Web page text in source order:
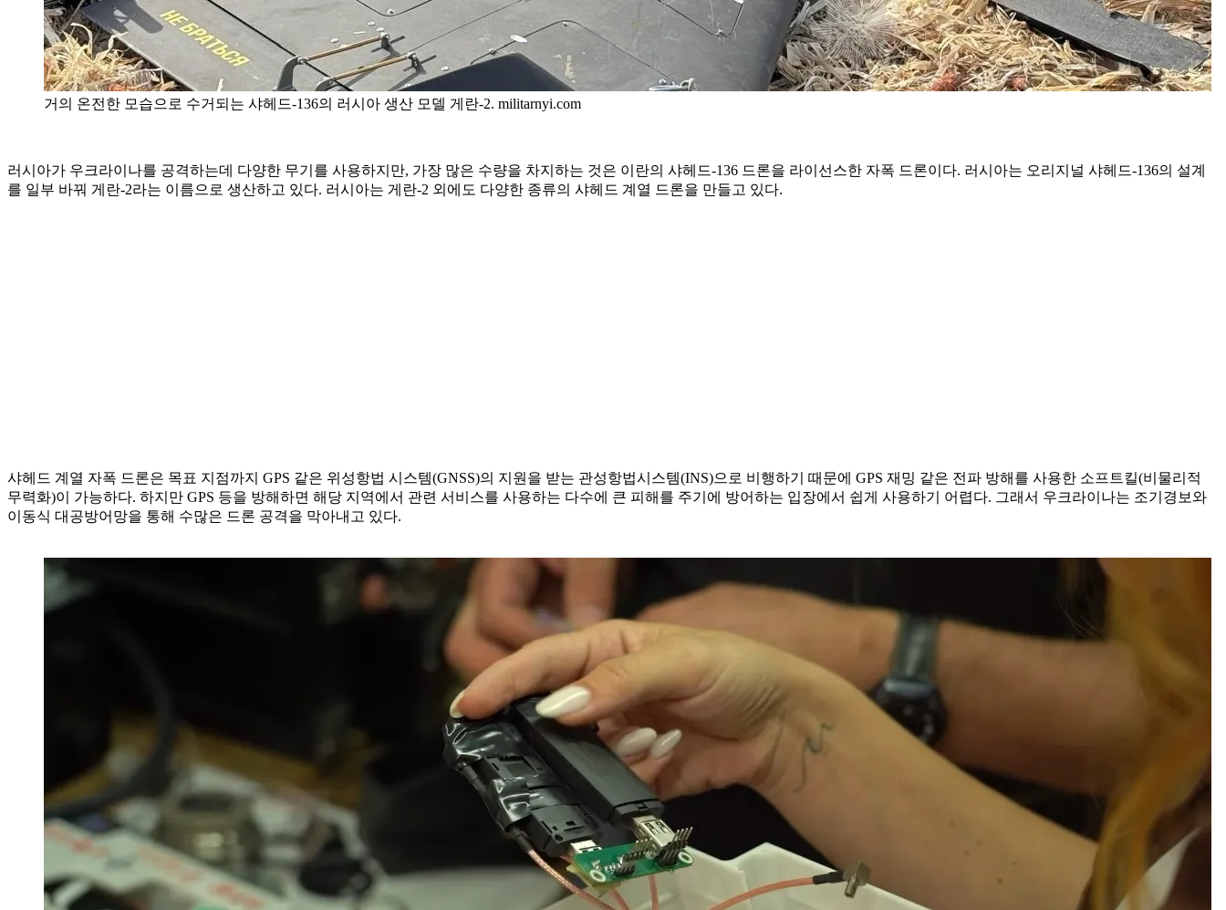
거의 온전한 모습으로 수거되는 샤헤드-136의 러시아 생산 모델 게란-2. militarnyi.com
러시아가 우크라이나를 공격하는데 다양한 무기를 사용하지만, 가장 많은 수량을 차지하는 것은 이란의 샤헤드-136 드론을 라이선스한 자폭 드론이다. 러시아는 오리지널 샤헤드-136의 설계
를 일부 바꿔 게란-2라는 이름으로 생산하고 있다. 러시아는 게란-2 외에도 다양한 종류의 샤헤드 계열 드론을 만들고 있다.
샤헤드 계열 자폭 드론은 목표 지점까지 GPS 같은 위성항법 시스템(GNSS)의 지원을 받는 관성항법시스템(INS)으로 비행하기 때문에 GPS 재밍 같은 전파 방해를 사용한 소프트킬(비물리적
무력화)이 가능하다. 하지만 GPS 등을 방해하면 해당 지역에서 관련 서비스를 사용하는 다수에 큰 피해를 주기에 방어하는 입장에서 쉽게 사용하기 어렵다. 그래서 우크라이나는 조기경보와
이동식 대공방어망을 통해 수많은 드론 공격을 막아내고 있다.